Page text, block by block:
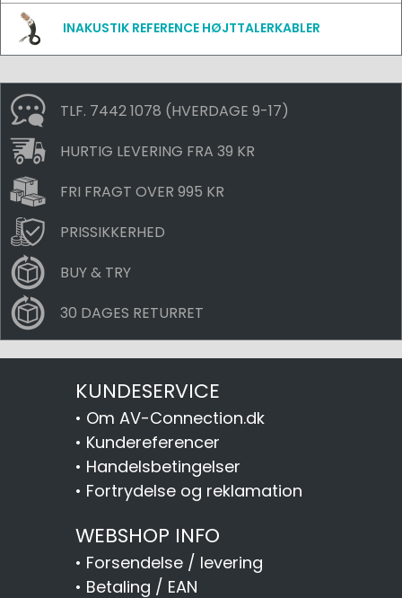
INAKUSTIK REFERENCE HØJTTALERKABLER
TLF. 7442 1078 (HVERDAGE 9-17)
HURTIG LEVERING FRA 39 KR
FRI FRAGT OVER 995 KR
PRISSIKKERHED
BUY & TRY
30 DAGES RETURRET
KUNDESERVICE
• Om AV-Connection.dk
• Kundereferencer
• Handelsbetingelser
• Fortrydelse og reklamation
WEBSHOP INFO
• Forsendelse / levering
• Betaling / EAN